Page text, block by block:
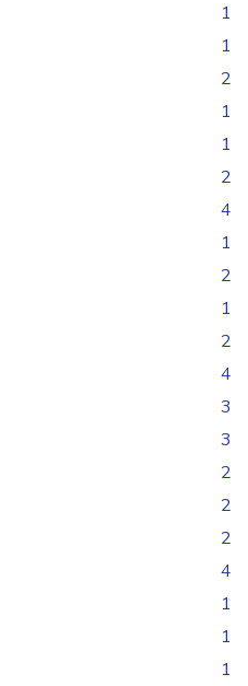
1
1
2
1
1
2
4
1
2
1
2
4
3
3
2
2
2
4
1
1
1